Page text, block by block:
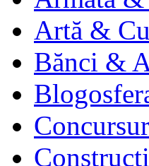
Artă &
Bănci &